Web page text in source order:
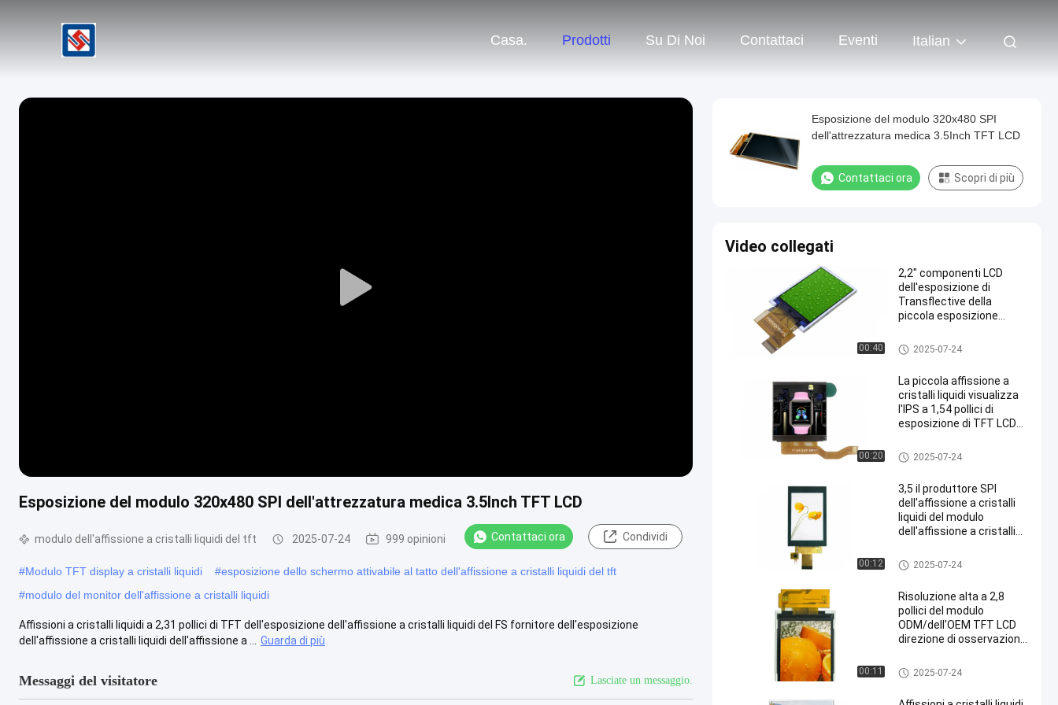
Casa. Prodotti Su Di Noi Contattaci Eventi Italian
Play
Esposizione del modulo 320x480 SPI dell'attrezzatura medica 3.5Inch TFT LCD
modulo dell'affissione a cristalli liquidi del tft 2025-07-24 999 opinioni Contattaci ora Condividi
#Modulo TFT display a cristalli liquidi #esposizione dello schermo attivabile al tatto dell'affissione a cristalli liquidi del tft
#modulo del monitor dell'affissione a cristalli liquidi
Affissioni a cristalli liquidi a 2,31 pollici di TFT dell'esposizione dell'affissione a cristalli liquidi del FS fornitore dell'esposizione
dell'affissione a cristalli liquidi dell'affissione a ...
Guarda di più
Messaggi del visitatore Lasciate un messaggio.
Esposizione del modulo 320x480 SPI
dell'attrezzatura medica 3.5Inch TFT LCD
Contattaci ora Scopri di più
Video collegati
00:40
2,2" componenti LCD
dell'esposizione di
Transflective della
piccola esposizione
osservazione di IPS del
film
modulo dell'affissione a crista
lli liquidi del tft
2025-07-24
00:20
La piccola affissione a
cristalli liquidi visualizza
l'IPS a 1,54 pollici di
esposizione di TFT LCD
240 dell'affissione a
cristalli liquidi di TFT con
modulo dell'affissione a crista
lli liquidi del tft
2025-07-24
00:12
3,5 il produttore SPI
dell'affissione a cristalli
liquidi del modulo
dell'affissione a cristalli
il modulo dell'affissione a
cristalli liquidi con l'IPS
modulo dell'affissione a crista
lli liquidi del tft
2025-07-24
00:11
Risoluzione alta a 2,8
pollici del modulo
ODM/dell'OEM TFT LCD
direzione di osservazione
modulo dell'affissione a crista
lli liquidi del tft
2025-07-24